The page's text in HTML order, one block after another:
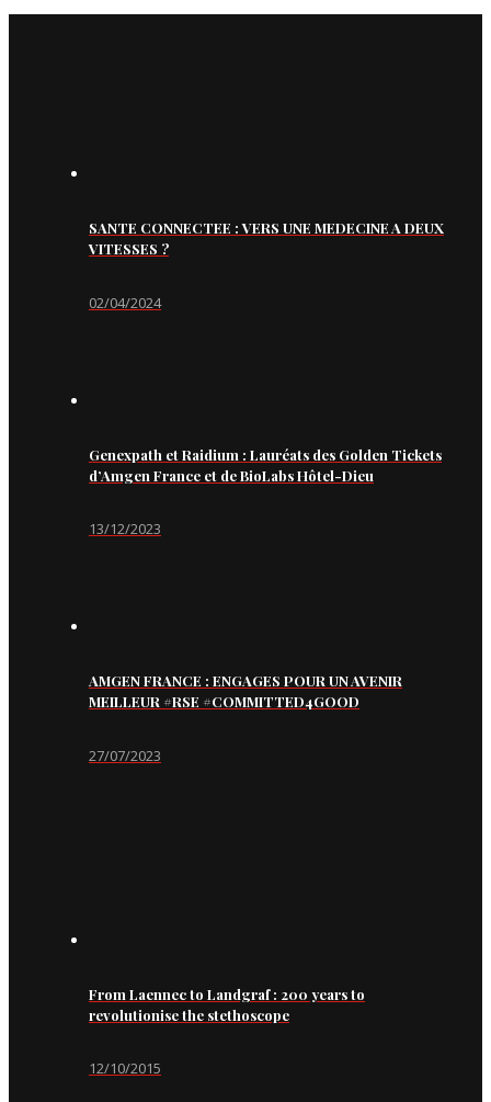
SANTE CONNECTEE : VERS UNE MEDECINE A DEUX
VITESSES ?
02/04/2024
Genexpath et Raidium : Lauréats des Golden Tickets
d’Amgen France et de BioLabs Hôtel-Dieu
13/12/2023
AMGEN FRANCE : ENGAGES POUR UN AVENIR
MEILLEUR #RSE #COMMITTED4GOOD
27/07/2023
From Laennec to Landgraf : 200 years to
revolutionise the stethoscope
12/10/2015